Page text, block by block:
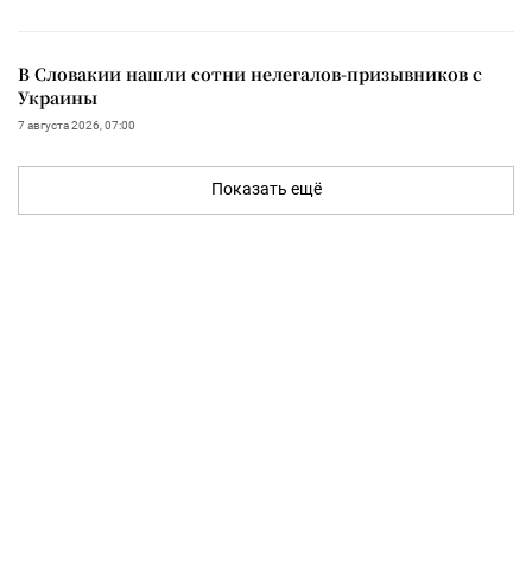
В Словакии нашли сотни нелегалов-призывников с
Украины
7 августа 2026, 07:00
Показать ещё